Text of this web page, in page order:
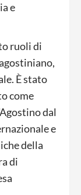
e
ruoli di
È stato
come
dal
e
della
di